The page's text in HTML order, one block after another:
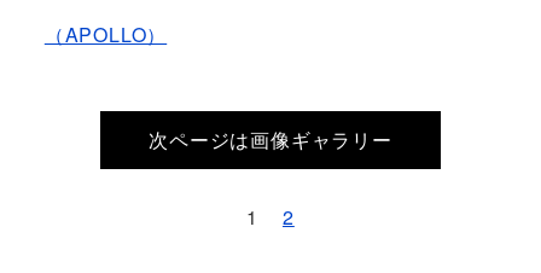
（APOLLO）
次ページは画像ギャラリー
1 2